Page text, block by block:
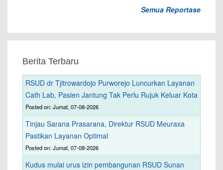
Semua Reportase
Berita Terbaru
RSUD dr Tjitrowardojo Purworejo Luncurkan Layanan
Cath Lab, Pasien Jantung Tak Perlu Rujuk Keluar Kota
Posted on: Jumat, 07-08-2026
Tinjau Sarana Prasarana, Direktur RSUD Meuraxa
Pastikan Layanan Optimal
Posted on: Jumat, 07-08-2026
Kudus mulai urus izin pembangunan RSUD Sunan